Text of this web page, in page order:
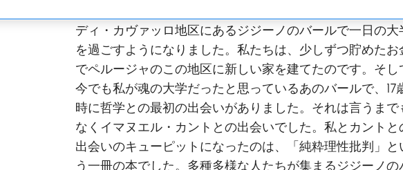
ディ・カヴァッロ地区にあるジジーノのバールで一日の大
を過ごすようになりました。私たちは、少しずつ貯めたお
でペルージャのこの地区に新しい家を建てたのです。そし
今でも私が魂の大学だったと思っているあのバールで、17
時に哲学との最初の出会いがありました。それは言うまで
なくイマヌエル・カントとの出会いでした。私とカントと
出会いのキューピットになったのは、「純粋理性批判」と
う一冊の本でした。多種多様な人たちが集まるジジーノの